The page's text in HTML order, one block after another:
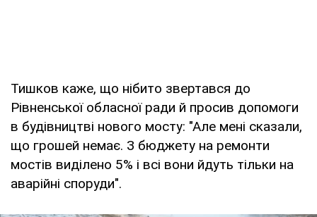
Тишков каже, що нібито звертався до
Рівненської обласної ради й просив допомоги
в будівництві нового мосту: "Але мені сказали,
що грошей немає. З бюджету на ремонти
мостів виділено 5% і всі вони йдуть тільки на
аварійні споруди".